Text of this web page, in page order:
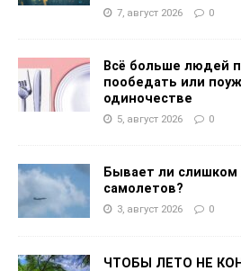
7, август 2026 0
Всё больше людей
пообедать или
одиночестве
5, август 2026 0
Бывает ли слишком
самолетов?
3, август 2026 0
ЧТОБЫ ЛЕТО НЕ